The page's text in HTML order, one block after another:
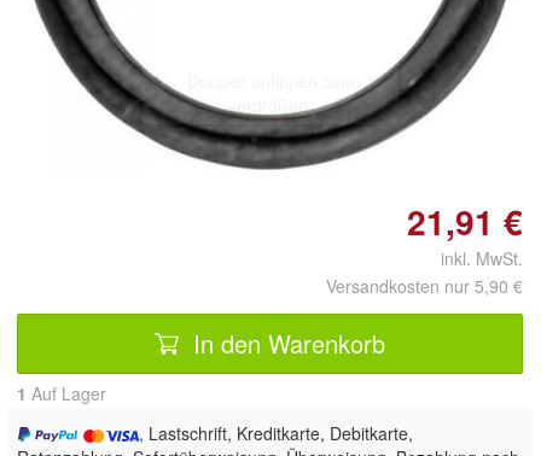
vergrößern
21,91 €
inkl. MwSt.
Versandkosten nur 5,90 €
In den Warenkorb
1 Auf Lager
, Lastschrift, Kreditkarte, Debitkarte,